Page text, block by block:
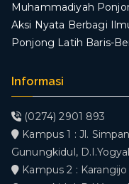
Muhammadiyah
​Aksi Nyata Berbagi
Ponjong Latih Baris-
Informasi
(0274) 2901 893
Kampus 1 : Jl.
Gunungkidul,
Kampus 2 :